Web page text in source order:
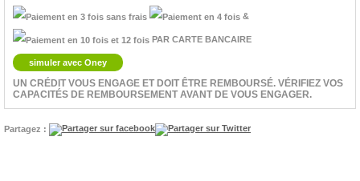
&
PAR CARTE BANCAIRE
simuler avec Oney
UN CRÉDIT VOUS ENGAGE ET DOIT ÊTRE REMBOURSÉ. VÉRIFIEZ VOS
CAPACITÉS DE REMBOURSEMENT AVANT DE VOUS ENGAGER.
Partagez :